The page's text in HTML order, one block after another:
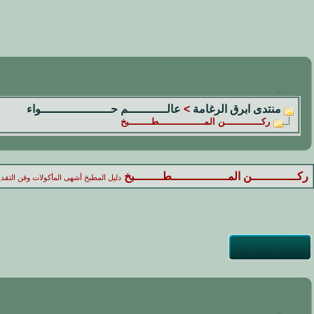
منتدى ابرق الرغامة > عالـــــــــــم حــــــــــــــــــــواء
ركـــــــــــــن المــــــــــــــــطــــــــبخ
ركـــــــــــــن المــــــــــــــــطــــــــبخ دليل المطبخ أشهى المأكولات وفن